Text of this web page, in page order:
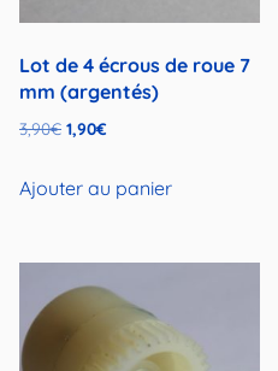
Lot de 4 écrous de roue 7
mm (argentés)
3,90€ Le
initial
1,90€Le
actuel
Ajouter au panier